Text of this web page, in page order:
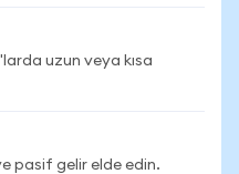
uzun veya kısa
pasif gelir elde edin.